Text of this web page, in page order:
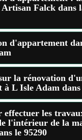
Artisan Falck dans
d'appartement
la rénovation
à L Isle Adam dans
les
l'intérieur de la
le 95290